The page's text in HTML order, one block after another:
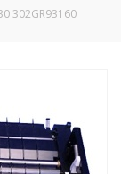
302GR93160